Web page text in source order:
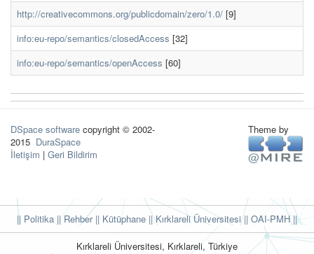
http://creativecommons.org/publicdomain/zero/1.0/ [9]
info:eu-repo/semantics/closedAccess [32]
info:eu-repo/semantics/openAccess [60]
DSpace software copyright © 2002-
2015 DuraSpace
İletişim | Geri Bildirim
Theme by
|| Politika || Rehber|| Kütüphane || Kırklareli Üniversitesi || OAI-PMH ||
Kırklareli Üniversitesi, Kırklareli, Türkiye